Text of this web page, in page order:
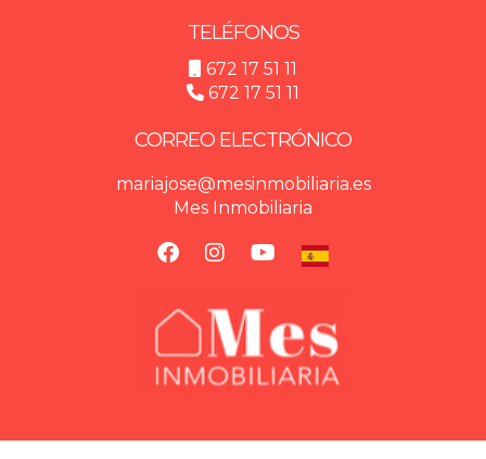
TELÉFONOS
672 17 51 11
672 17 51 11
CORREO ELECTRÓNICO
mariajose@mesinmobiliaria.es
Mes Inmobiliaria